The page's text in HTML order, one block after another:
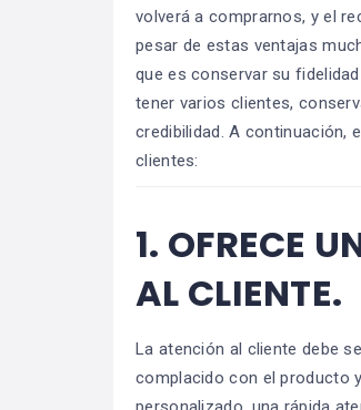
volverá a comprarnos, y el
pesar de estas ventajas
que es conservar su
tener varios clientes,
credibilidad. A continuación,
clientes:
1. OFRECE
AL CLIENTE.
La atención al cliente debe
complacido con el producto